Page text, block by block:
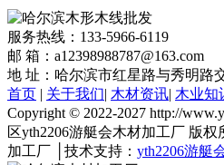
服务热线：133-5966-6119
邮 箱：a12398988787@163.com
地 址：哈尔滨市红星路与秀明路
首页 | 关于我们| 木材资讯| 木业知
Copyright © 2022-2027 http://
区yth2206游艇会木材加工厂 版
加工厂 │技术支持： yth2206游艇